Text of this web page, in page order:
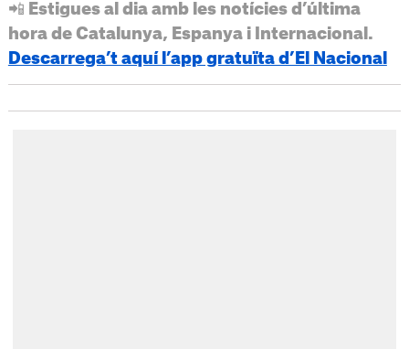
📲 Estigues al dia amb les notícies d’última
hora de Catalunya, Espanya i Internacional.
Descarrega’t aquí l’app gratuïta d’El Nacional